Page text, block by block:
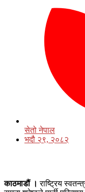
सेतो नेपाल
भदौ २९, २०८२
काठमाडौं ।राष्ट्रिय